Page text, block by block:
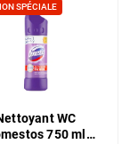
SPÉCIALE
WC
750 ml